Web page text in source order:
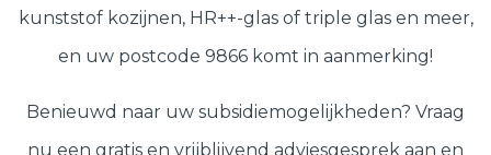
kunststof kozijnen, HR++-glas of triple glas en meer,
en uw postcode 9866 komt in aanmerking!
Benieuwd naar uw subsidiemogelijkheden? Vraag
nu een gratis en vrijblijvend adviesgesprek aan en
Samenstellen
Deuren
Isolatie
Klantenservice
Hepro